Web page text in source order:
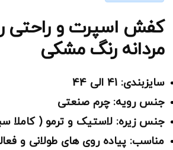
کفش اسپرت و راحتی
مردانه رنگ مشکی
سایزبندی: 41 الی 44
جنس رویه: چرم صنعتی
جنس زیره: لاستیک و ترمو ( کاملا
مناسب: پیاده روی های طولانی و